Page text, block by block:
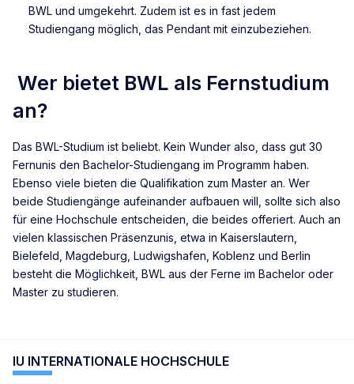
BWL und umgekehrt. Zudem ist es in fast jedem
Studiengang möglich, das Pendant mit einzubeziehen.
Wer bietet BWL als Fernstudium
an?
Das BWL-Studium ist beliebt. Kein Wunder also, dass gut 30
Fernunis den Bachelor-Studiengang im Programm haben.
Ebenso viele bieten die Qualifikation zum Master an. Wer
beide Studiengänge aufeinander aufbauen will, sollte sich also
für eine Hochschule entscheiden, die beides offeriert. Auch an
vielen klassischen Präsenzunis, etwa in Kaiserslautern,
Bielefeld, Magdeburg, Ludwigshafen, Koblenz und Berlin
besteht die Möglichkeit, BWL aus der Ferne im Bachelor oder
Master zu studieren.
IU INTERNATIONALE HOCHSCHULE